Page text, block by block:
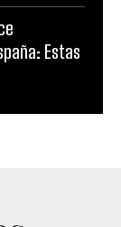
Estas